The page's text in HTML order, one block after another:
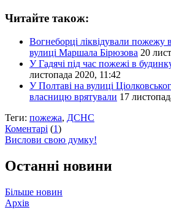
Читайте також:
Вогнеборці ліквідували пожежу
вулиці Маршала Бірюзова 20
У Гадячі під час пожежі в
листопада 2020, 11:42
У Полтаві на вулиці
власницю врятували 17
Теги: пожежа, ДСНС
Коментарі (1)
Вислови свою думку!
Останні новини
Більше новин
Архів